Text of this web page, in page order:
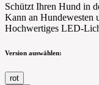
Schützt Ihren Hund in
Kann an Hundewesten
Hochwertiges LED-
Version auswählen:
rot